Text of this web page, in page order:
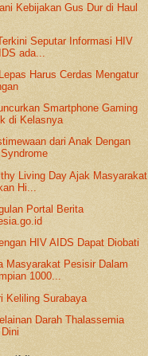
Kebijakan Gus Dur di Haul
Seputar Informasi HIV
ada...
Harus Cerdas Mengatur
Smartphone Gaming
di Kelasnya
dari Anak Dengan
Living Day Ajak Masyarakat
Hi...
Portal Berita
HIV AIDS Dapat Diobati
Masyarakat Pesisir Dalam
1000...
Keliling Surabaya
Darah Thalassemia